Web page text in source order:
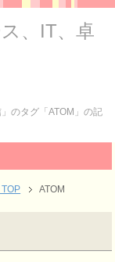
、IT、卓
のタグ「ATOM」の記
TOP ATOM